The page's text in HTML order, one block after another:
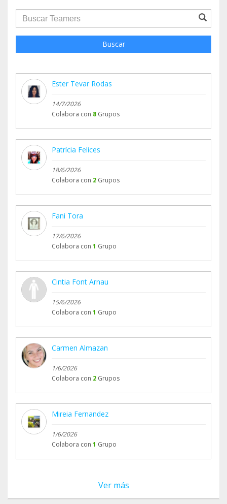
groupProfile.searchForm.search.text???
Buscar
Ester Tevar Rodas
14/7/2026
Colabora con 8 Grupos
Patrícia Felices
18/6/2026
Colabora con 2 Grupos
Fani Tora
17/6/2026
Colabora con 1 Grupo
Cintia Font Arnau
15/6/2026
Colabora con 1 Grupo
Carmen Almazan
1/6/2026
Colabora con 2 Grupos
Mireia Fernandez
1/6/2026
Colabora con 1 Grupo
Ver más